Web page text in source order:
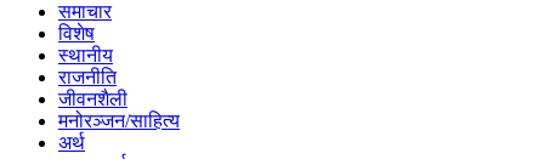
समाचार
विशेष
स्थानीय
राजनीति
जीवनशैली
मनोरञ्जन/साहित्य
अर्थ